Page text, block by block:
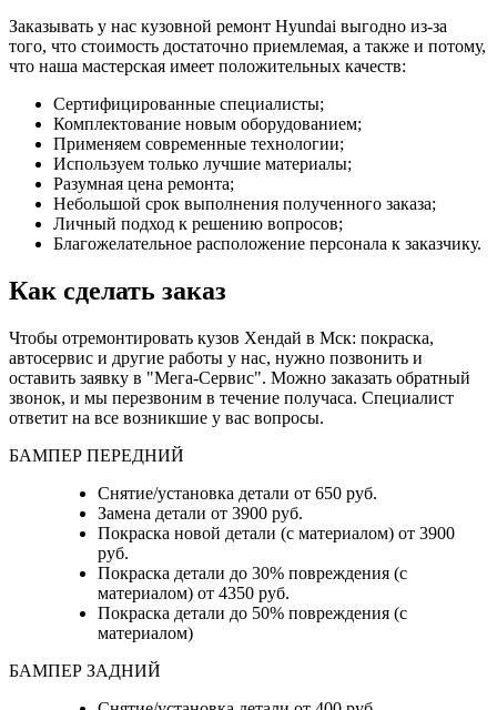
Заказывать у нас кузовной ремонт Hyundai выгодно из-за
того, что стоимость достаточно приемлемая, а также и потому,
что наша мастерская имеет положительных качеств:
Сертифицированные специалисты;
Комплектование новым оборудованием;
Применяем современные технологии;
Используем только лучшие материалы;
Разумная цена ремонта;
Небольшой срок выполнения полученного заказа;
Личный подход к решению вопросов;
Благожелательное расположение персонала к заказчику.
Как сделать заказ
Чтобы отремонтировать кузов Хендай в Мск: покраска,
автосервис и другие работы у нас, нужно позвонить и
оставить заявку в "Мега-Сервис". Можно заказать обратный
звонок, и мы перезвоним в течение получаса. Специалист
ответит на все возникшие у вас вопросы.
БАМПЕР ПЕРЕДНИЙ
Снятие/установка детали от 650 руб.
Замена детали от 3900 руб.
Покраска новой детали (с материалом) от 3900
руб.
Покраска детали до 30% повреждения (с
материалом) от 4350 руб.
Покраска детали до 50% повреждения (с
материалом)
БАМПЕР ЗАДНИЙ